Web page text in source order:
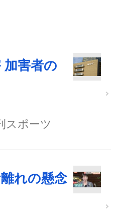
加害者の
スポーツ
れの懸念